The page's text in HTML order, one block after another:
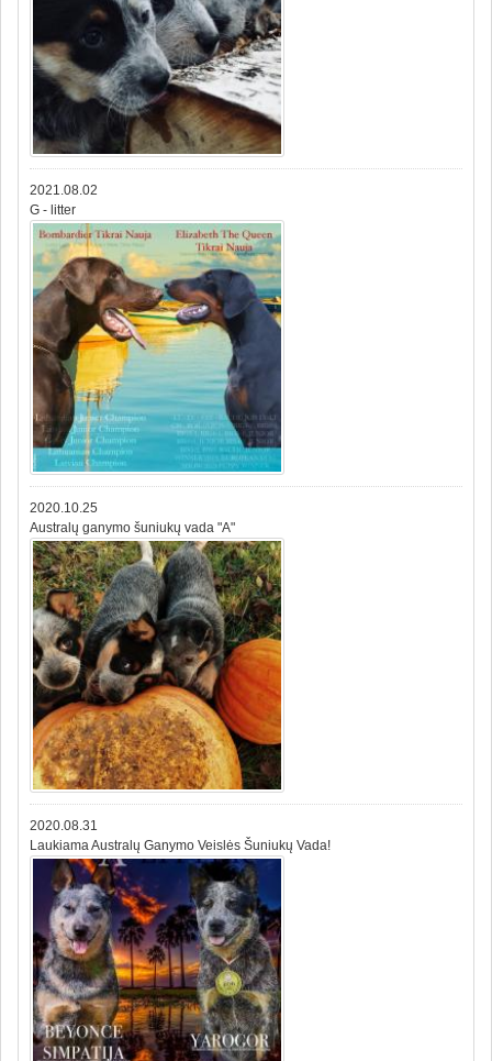
2021.08.02
G - litter
2020.10.25
Australų ganymo šuniukų vada "A"
2020.08.31
Laukiama Australų Ganymo Veislės Šuniukų Vada!